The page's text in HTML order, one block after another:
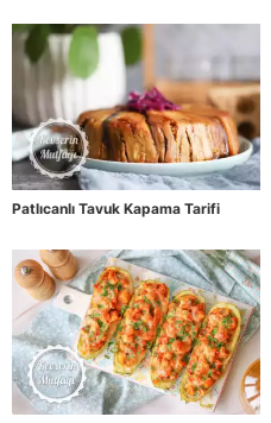
Patlıcanlı Tavuk Kapama Tarifi